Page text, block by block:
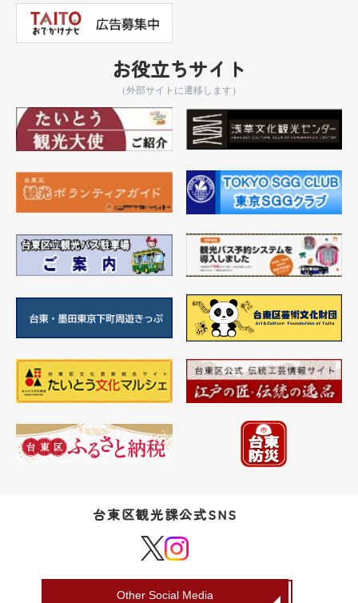
お役立ちサイト
（外部サイトに遷移します）
台東区観光課公式SNS
Other Social Media